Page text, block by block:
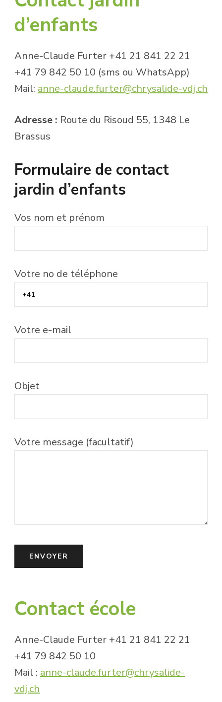
d’enfants
Anne-Claude Furter +41 21 841 22 21
+41 79 842 50 10 (sms ou WhatsApp)
Mail: anne-claude.furter@chrysalide-vdj.ch
Adresse : Route du Risoud 55, 1348 Le
Brassus
Formulaire de contact
jardin d’enfants
Vos nom et prénom
Votre no de téléphone
Votre e-mail
Objet
Votre message (facultatif)
Contact école
Anne-Claude Furter +41 21 841 22 21
+41 79 842 50 10
Mail : anne-claude.furter@chrysalide-
vdj.ch